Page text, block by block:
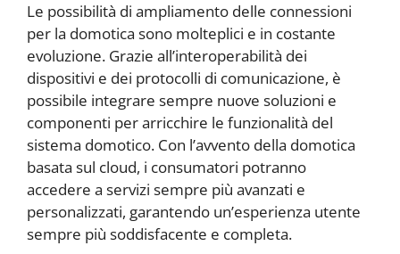
Le possibilità di ampliamento delle connessioni
per la domotica sono molteplici e in costante
evoluzione. Grazie all’interoperabilità dei
dispositivi e dei protocolli di comunicazione, è
possibile integrare sempre nuove soluzioni e
componenti per arricchire le funzionalità del
sistema domotico. Con l’avvento della domotica
basata sul cloud, i consumatori potranno
accedere a servizi sempre più avanzati e
personalizzati, garantendo un’esperienza utente
sempre più soddisfacente e completa.